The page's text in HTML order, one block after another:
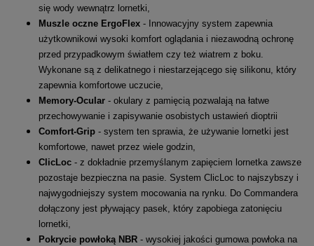
się wody wewnątrz lornetki,
Muszle oczne ErgoFlex - Innowacyjny system zapewnia
użytkownikowi wysoki komfort oglądania i niezawodną ochronę
przed przypadkowym światłem czy też wiatrem z boku.
Wykonane są z delikatnego i niestarzejącego się silikonu, który
zapewnia komfortowe uczucie,
Memory-Ocular - okulary z pamięcią pozwalają na łatwe
przechowywanie i zapisywanie osobistych ustawień dioptrii
Comfort-Grip - system ten sprawia, że używanie lornetki jest
komfortowe, nawet przez wiele godzin,
ClicLoc - z dokładnie przemyślanym zapięciem lornetka zawsze
pozostaje bezpieczna na pasie. System ClicLoc to najszybszy i
najwygodniejszy system mocowania na rynku. Do Commandera
dołączony jest pływający pasek, który zapobiega zatonięciu
lornetki,
Pokrycie powłoką NBR - wysokiej jakości gumowa powłoka na